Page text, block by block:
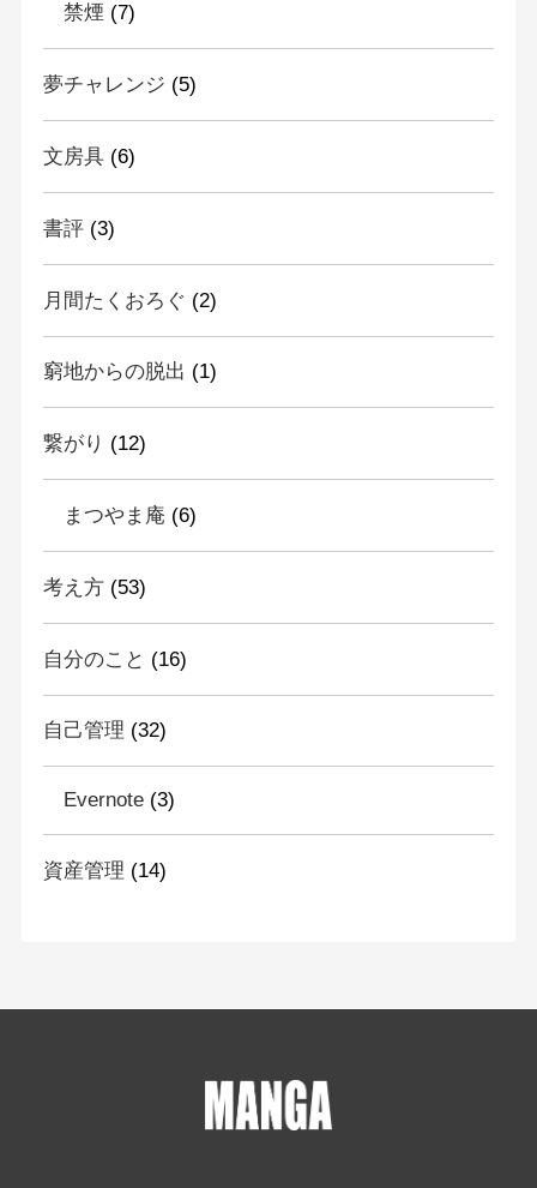
禁煙 (7)
夢チャレンジ (5)
文房具(6)
書評(3)
月間たくおろぐ (2)
窮地からの脱出 (1)
繋がり (12)
まつやま庵 (6)
考え方(53)
自分のこと (16)
自己管理 (32)
Evernote(3)
資産管理 (14)